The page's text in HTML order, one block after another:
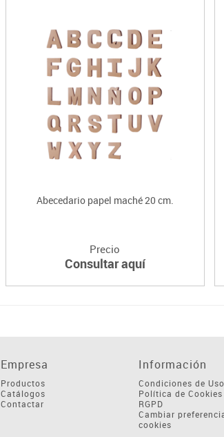
Abecedario papel maché 20 cm.
Precio
Consultar aquí
Empresa
Productos
Catálogos
Contactar
Información
Condiciones de Uso
Política de Cookies
RGPD
Cambiar
cookies